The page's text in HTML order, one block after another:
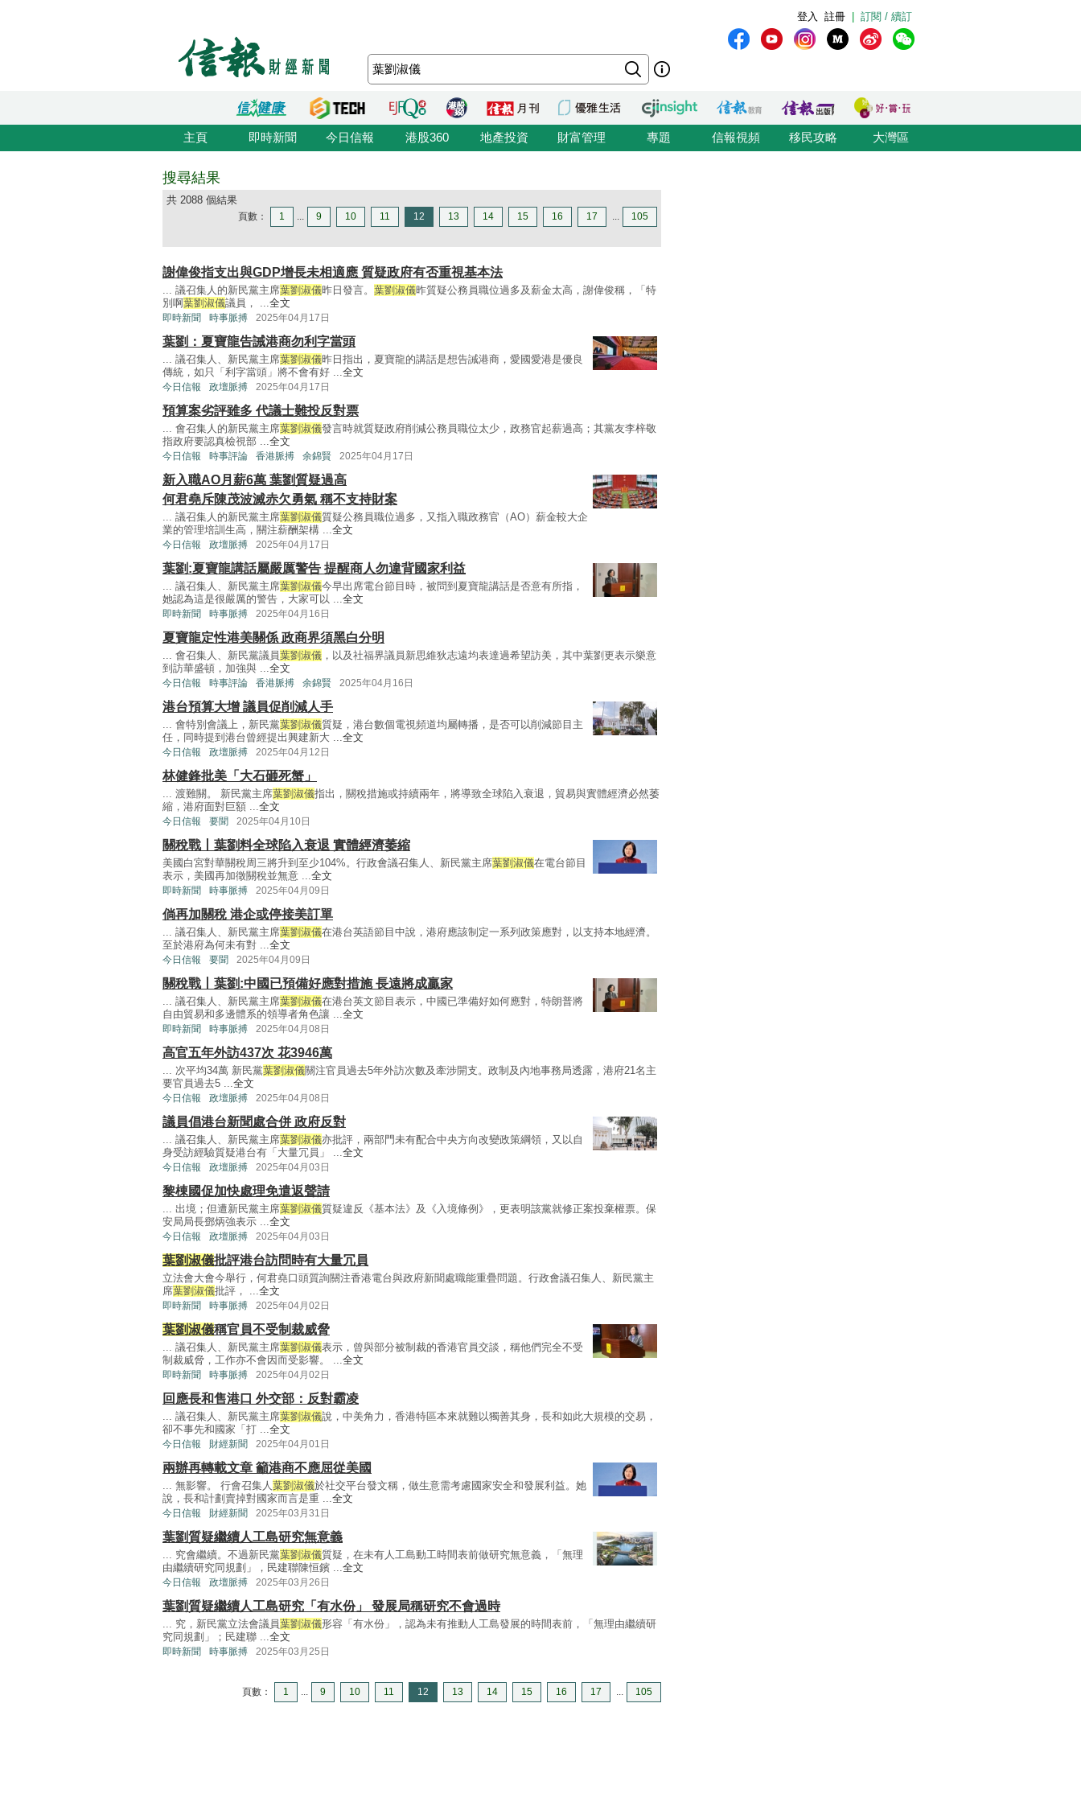
訂閱 / 續訂
註冊
登入
主頁 即時新聞 今日信報 港股360 地產投資 財富管理 專題 信報視頻 移民攻略 大灣區
搜尋結果
共 2088 個結果
頁數： 1 ... 9 10 11 12 13 14 15 16 17 ... 105
謝偉俊指支出與GDP增長未相適應 質疑政府有否重視基本法
... 議召集人的新民黨主席葉劉淑儀昨日發言。 葉劉淑儀昨質疑公務員職位過多及薪金太高，謝偉俊稱，「特
別啊葉劉淑儀議員， ...全文
即時新聞 時事脈搏 2025年04月17日
葉劉：夏寶龍告誡港商勿利字當頭
... 議召集人、新民黨主席葉劉淑儀昨日指出，夏寶龍的講話是想告誡港商，愛國愛港是優良
傳統，如只「利字當頭」將不會有好 ...全文
今日信報 政壇脈搏 2025年04月17日
預算案劣評雖多 代議士難投反對票
... 會召集人的新民黨主席葉劉淑儀發言時就質疑政府削減公務員職位太少，政務官起薪過高；其黨友李梓敬
指政府要認真檢視部 ...全文
今日信報 時事評論 香港脈搏 余錦賢 2025年04月17日
新入職AO月薪6萬 葉劉質疑過高
何君堯斥陳茂波滅赤欠勇氣 稱不支持財案
... 議召集人的新民黨主席葉劉淑儀質疑公務員職位過多，又指入職政務官（AO）薪金較大企
業的管理培訓生高，關注薪酬架構 ...全文
今日信報 政壇脈搏 2025年04月17日
葉劉:夏寶龍講話屬嚴厲警告 提醒商人勿違背國家利益
... 議召集人、新民黨主席葉劉淑儀今早出席電台節目時，被問到夏寶龍講話是否意有所指，
她認為這是很嚴厲的警告，大家可以 ...全文
即時新聞 時事脈搏 2025年04月16日
夏寶龍定性港美關係 政商界須黑白分明
... 會召集人、新民黨議員葉劉淑儀 ，以及社福界議員新思維狄志遠均表達過希望訪美，其中葉劉更表示樂意
到訪華盛頓，加強與 ...全文
今日信報 時事評論 香港脈搏 余錦賢 2025年04月16日
港台預算大增 議員促削減人手
... 會特別會議上，新民黨葉劉淑儀質疑，港台數個電視頻道均屬轉播，是否可以削減節目主
任，同時提到港台曾經提出興建新大 ...全文
今日信報 政壇脈搏 2025年04月12日
林健鋒批美「大石砸死蟹」
... 渡難關。 新民黨主席葉劉淑儀指出，關稅措施或持續兩年，將導致全球陷入衰退，貿易與實體經濟必然萎
縮，港府面對巨額 ...全文
今日信報 要聞 2025年04月10日
關稅戰丨葉劉料全球陷入衰退 實體經濟萎縮
美國白宮對華關稅周三將升到至少104%。行政會議召集人、新民黨主席葉劉淑儀在電台節目
表示，美國再加徵關稅並無意 ...全文
即時新聞 時事脈搏 2025年04月09日
倘再加關稅 港企或停接美訂單
... 議召集人、新民黨主席葉劉淑儀在港台英語節目中說，港府應該制定一系列政策應對，以支持本地經濟。
至於港府為何未有對 ...全文
今日信報 要聞 2025年04月09日
關稅戰丨葉劉:中國已預備好應對措施 長遠將成贏家
... 議召集人、新民黨主席葉劉淑儀在港台英文節目表示，中國已準備好如何應對，特朗普將
自由貿易和多邊體系的領導者角色讓 ...全文
即時新聞 時事脈搏 2025年04月08日
高官五年外訪437次 花3946萬
... 次平均34萬 新民黨葉劉淑儀關注官員過去5年外訪次數及牽涉開支。政制及內地事務局透露，港府21名主
要官員過去5 ...全文
今日信報 政壇脈搏 2025年04月08日
議員倡港台新聞處合併 政府反對
... 議召集人、新民黨主席葉劉淑儀亦批評，兩部門未有配合中央方向改變政策綱領，又以自
身受訪經驗質疑港台有「大量冗員」 ...全文
今日信報 政壇脈搏 2025年04月03日
黎棟國促加快處理免遣返聲請
... 出境；但遭新民黨主席葉劉淑儀質疑違反《基本法》及《入境條例》，更表明該黨就修正案投棄權票。保
安局局長鄧炳強表示 ...全文
今日信報 政壇脈搏 2025年04月03日
葉劉淑儀批評港台訪問時有大量冗員
立法會大會今舉行，何君堯口頭質詢關注香港電台與政府新聞處職能重疊問題。行政會議召集人、新民黨主
席葉劉淑儀批評， ...全文
即時新聞 時事脈搏 2025年04月02日
葉劉淑儀稱官員不受制裁威脅
... 議召集人、新民黨主席葉劉淑儀表示，曾與部分被制裁的香港官員交談，稱他們完全不受
制裁威脅，工作亦不會因而受影響。 ...全文
即時新聞 時事脈搏 2025年04月02日
回應長和售港口 外交部：反對霸凌
... 議召集人、新民黨主席葉劉淑儀說，中美角力，香港特區本來就難以獨善其身，長和如此大規模的交易，
卻不事先和國家「打 ...全文
今日信報 財經新聞 2025年04月01日
兩辦再轉載文章 籲港商不應屈從美國
... 無影響。 行會召集人葉劉淑儀於社交平台發文稱，做生意需考慮國家安全和發展利益。她
說，長和計劃賣掉對國家而言是重 ...全文
今日信報 財經新聞 2025年03月31日
葉劉質疑繼續人工島研究無意義
... 究會繼續。不過新民黨葉劉淑儀質疑，在未有人工島動工時間表前做研究無意義，「無理
由繼續研究同規劃」，民建聯陳恒鑌 ...全文
今日信報 政壇脈搏 2025年03月26日
葉劉質疑繼續人工島研究「有水份」 發展局稱研究不會過時
... 究，新民黨立法會議員葉劉淑儀形容「有水份」，認為未有推動人工島發展的時間表前，「無理由繼續研
究同規劃」；民建聯 ...全文
即時新聞 時事脈搏 2025年03月25日
頁數： 1 ... 9 10 11 12 13 14 15 16 17 ... 105